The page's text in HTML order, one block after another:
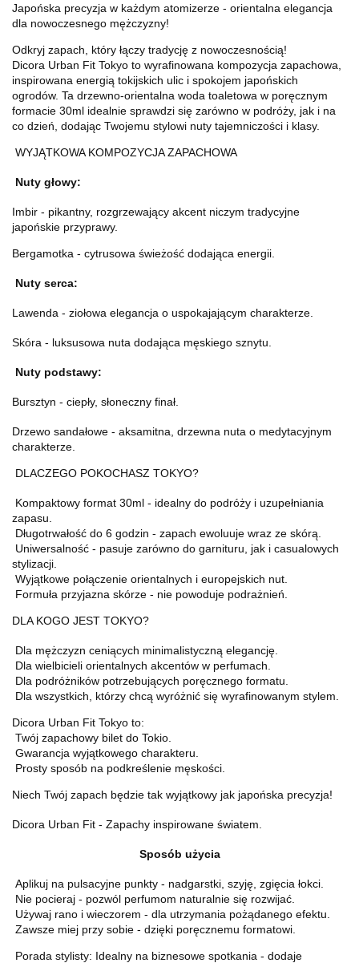
Japońska precyzja w każdym atomizerze - orientalna elegancja
dla nowoczesnego mężczyzny!
Odkryj zapach, który łączy tradycję z nowoczesnością!
Dicora Urban Fit Tokyo to wyrafinowana kompozycja zapachowa,
inspirowana energią tokijskich ulic i spokojem japońskich
ogrodów. Ta drzewno-orientalna woda toaletowa w poręcznym
formacie 30ml idealnie sprawdzi się zarówno w podróży, jak i na
co dzień, dodając Twojemu stylowi nuty tajemniczości i klasy.
WYJĄTKOWA KOMPOZYCJA ZAPACHOWA
Nuty głowy:
Imbir - pikantny, rozgrzewający akcent niczym tradycyjne
japońskie przyprawy.
Bergamotka - cytrusowa świeżość dodająca energii.
Nuty serca:
Lawenda - ziołowa elegancja o uspokajającym charakterze.
Skóra - luksusowa nuta dodająca męskiego sznytu.
Nuty podstawy:
Bursztyn - ciepły, słoneczny finał.
Drzewo sandałowe - aksamitna, drzewna nuta o medytacyjnym
charakterze.
DLACZEGO POKOCHASZ TOKYO?
Kompaktowy format 30ml - idealny do podróży i uzupełniania
zapasu.
Długotrwałość do 6 godzin - zapach ewoluuje wraz ze skórą.
Uniwersalność - pasuje zarówno do garnituru, jak i casualowych
stylizacji.
Wyjątkowe połączenie orientalnych i europejskich nut.
Formuła przyjazna skórze - nie powoduje podrażnień.
DLA KOGO JEST TOKYO?
Dla mężczyzn ceniących minimalistyczną elegancję.
Dla wielbicieli orientalnych akcentów w perfumach.
Dla podróżników potrzebujących poręcznego formatu.
Dla wszystkich, którzy chcą wyróżnić się wyrafinowanym stylem.
Dicora Urban Fit Tokyo to:
Twój zapachowy bilet do Tokio.
Gwarancja wyjątkowego charakteru.
Prosty sposób na podkreślenie męskości.
Niech Twój zapach będzie tak wyjątkowy jak japońska precyzja!
Dicora Urban Fit - Zapachy inspirowane światem.
Sposób użycia
Aplikuj na pulsacyjne punkty - nadgarstki, szyję, zgięcia łokci.
Nie pocieraj - pozwól perfumom naturalnie się rozwijać.
Używaj rano i wieczorem - dla utrzymania pożądanego efektu.
Zawsze miej przy sobie - dzięki poręcznemu formatowi.
Porada stylisty: Idealny na biznesowe spotkania - dodaje